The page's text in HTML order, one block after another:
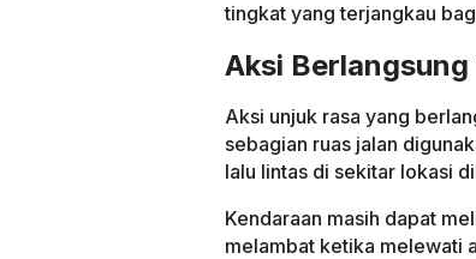
tingkat yang terjangkau
Aksi
Aksi unjuk rasa yang
sebagian ruas jalan
lalu lintas di sekitar lokasi
Kendaraan masih dapat
melambat ketika melewati